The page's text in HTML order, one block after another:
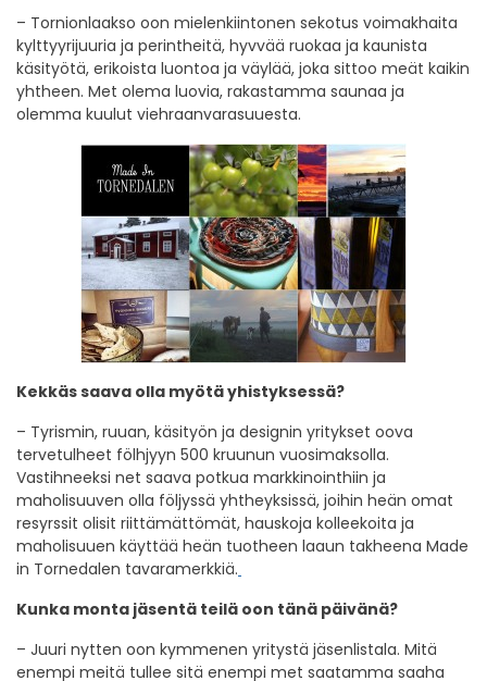
– Tornionlaakso oon mielenkiintonen sekotus voimakhaita
kylttyyrijuuria ja perintheitä, hyvvää ruokaa ja kaunista
käsityötä, erikoista luontoa ja väylää, joka sittoo meät kaikin
yhtheen. Met olema luovia, rakastamma saunaa ja
olemma kuulut viehraanvarasuuesta.
Kekkäs saava olla myötä yhistyksessä?
– Tyrismin, ruuan, käsityön ja designin yritykset oova
tervetulheet fölhjyyn 500 kruunun vuosimaksolla.
Vastihneeksi net saava potkua markkinointhiin ja
maholisuuven olla följyssä yhtheyksissä, joihin heän omat
resyrssit olisit riittämättömät, hauskoja kolleekoita ja
maholisuuen käyttää heän tuotheen laaun takheena Made
in Tornedalen tavaramerkkiä.
Kunka monta jäsentä teilä oon tänä päivänä?
– Juuri nytten oon kymmenen yritystä jäsenlistala. Mitä
enempi meitä tullee sitä enempi met saatamma saaha